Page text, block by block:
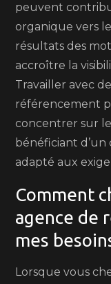
peuvent
organique vers
résultats des
accroître la
Travailler avec
référencement
concentrer sur
bénéficiant
adapté aux
Comment
agence de
mes
Lorsque vous